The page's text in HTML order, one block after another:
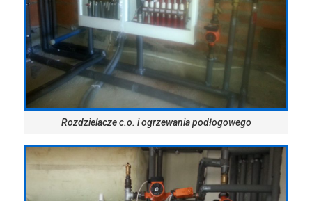
Rozdzielacze c.o. i ogrzewania podłogowego